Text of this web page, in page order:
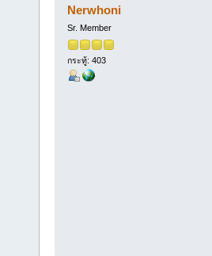
Nerwhoni
Sr. Member
กระทู้: 403